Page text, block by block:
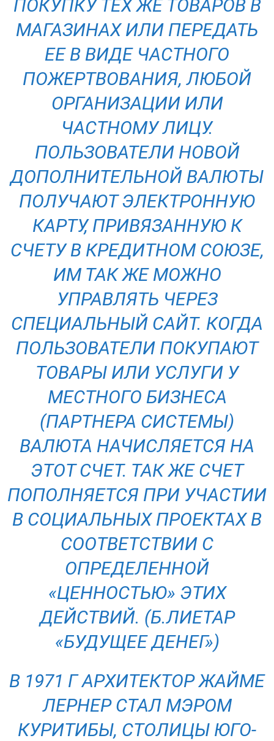
ПОКУПКУ ТЕХ ЖЕ ТОВАРОВ В
МАГАЗИНАХ ИЛИ ПЕРЕДАТЬ
ЕЕ В ВИДЕ ЧАСТНОГО
ПОЖЕРТВОВАНИЯ, ЛЮБОЙ
ОРГАНИЗАЦИИ ИЛИ
ЧАСТНОМУ ЛИЦУ.
ПОЛЬЗОВАТЕЛИ НОВОЙ
ДОПОЛНИТЕЛЬНОЙ ВАЛЮТЫ
ПОЛУЧАЮТ ЭЛЕКТРОННУЮ
КАРТУ, ПРИВЯЗАННУЮ К
СЧЕТУ В КРЕДИТНОМ СОЮЗЕ,
ИМ ТАК ЖЕ МОЖНО
УПРАВЛЯТЬ ЧЕРЕЗ
СПЕЦИАЛЬНЫЙ САЙТ. КОГДА
ПОЛЬЗОВАТЕЛИ ПОКУПАЮТ
ТОВАРЫ ИЛИ УСЛУГИ У
МЕСТНОГО БИЗНЕСА
(ПАРТНЕРА СИСТЕМЫ)
ВАЛЮТА НАЧИСЛЯЕТСЯ НА
ЭТОТ СЧЕТ. ТАК ЖЕ СЧЕТ
ПОПОЛНЯЕТСЯ ПРИ УЧАСТИИ
В СОЦИАЛЬНЫХ ПРОЕКТАХ В
СООТВЕТСТВИИ С
ОПРЕДЕЛЕННОЙ
«ЦЕННОСТЬЮ» ЭТИХ
ДЕЙСТВИЙ. (Б.ЛИЕТАР
«БУДУЩЕЕ ДЕНЕГ»)
В 1971 Г АРХИТЕКТОР ЖАЙМЕ
ЛЕРНЕР СТАЛ МЭРОМ
КУРИТИБЫ, СТОЛИЦЫ ЮГО-